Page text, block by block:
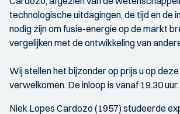
technologische uitdagingen, de tijd en de
nodig zijn om fusie-energie op de markt
vergelijken met de ontwikkeling van
Wij stellen het bijzonder op prijs u op
verwelkomen. De inloop is vanaf 19.30 uur.
Niek Lopes Cardozo (1957) studeerde